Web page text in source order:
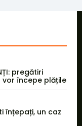
pregătiri
începe plățile
înțepați, un caz